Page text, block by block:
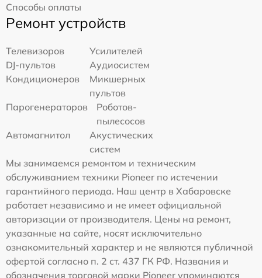
Способы оплаты
Ремонт устройств
Телевизоров
Усилителей
DJ-пультов
Аудиосистем
Кондиционеров
Микшерных
пультов
Парогенераторов
Роботов-
пылесосов
Автомагнитол
Акустических
систем
Мы занимаемся ремонтом и техническим
обслуживанием техники Pioneer по истечении
гарантийного периода. Наш центр в Хабаровске
работает независимо и не имеет официальной
авторизации от производителя. Цены на ремонт,
указанные на сайте, носят исключительно
ознакомительный характер и не являются публичной
офертой согласно п. 2 ст. 437 ГК РФ. Названия и
обозначения торговой марки Pioneer упоминаются